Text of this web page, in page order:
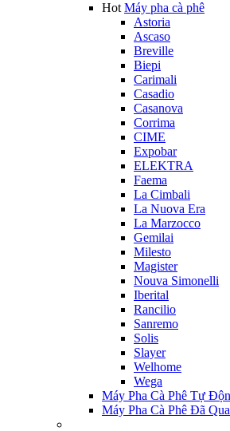
Hot Máy pha cà phê
Astoria
Ascaso
Breville
Biepi
Carimali
Casadio
Casanova
Corrima
CIME
Expobar
ELEKTRA
Faema
La Cimbali
La Nuova Era
La Marzocco
Gemilai
Milesto
Magister
Nouva Simonelli
Iberital
Rancilio
Sanremo
Solis
Slayer
Welhome
Wega
Máy Pha Cà Phê Tự
Máy Pha Cà Phê Đã